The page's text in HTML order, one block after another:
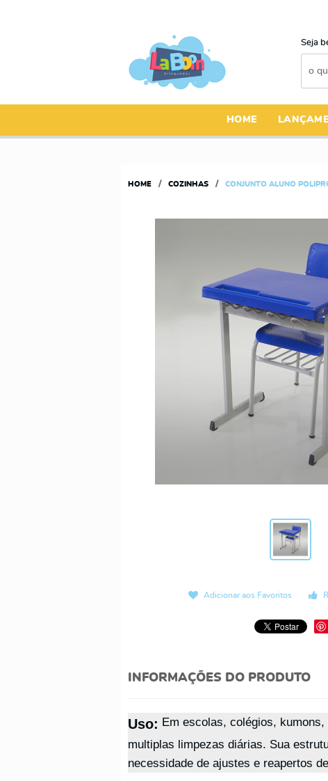
Seja
HOME
HOME COZINHAS CONJUNTO ALUNO
Adicionar aos Favoritos
INFORMAÇÕES DO PRODUTO
Uso: Em escolas, colégios,
multiplas limpezas diárias. Sua
necessidade de ajustes e reapertos